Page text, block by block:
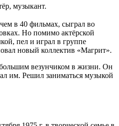
музыкант.
в 40 фильмах, сыграл во
Но помимо актёрской
пел и играл в группе
новый коллектив «Магрит».
везунчиком в жизни. Он
им. Решил заниматься музыкой